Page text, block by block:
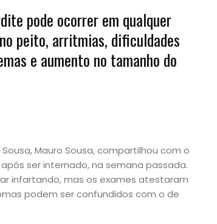
pode ocorrer em qualquer
peito, arritmias, dificuldades
e aumento no tamanho do
Mauro Sousa, compartilhou com o
ser internado, na semana passada.
infartando, mas os exames atestaram
podem ser confundidos com o de